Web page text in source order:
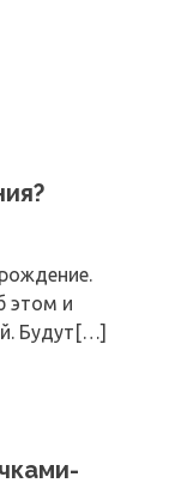
этом и
Будут[…]